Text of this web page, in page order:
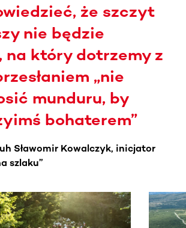
że szczyt
nie będzie
na który dotrzemy z
„nie
munduru, by
bohaterem”
Sławomir Kowalczyk, inicjator
szlaku”
treści przewijane w poziomie. Użyj